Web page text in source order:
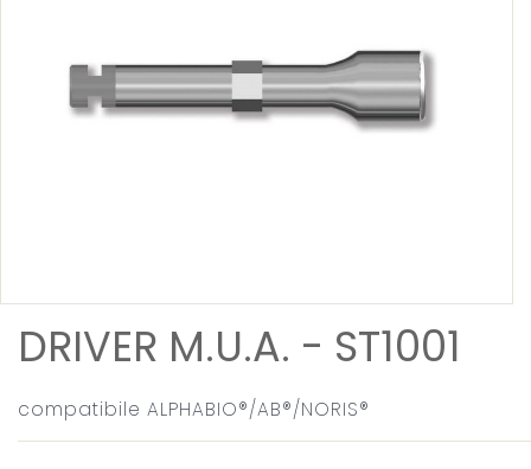
DRIVER M.U.A. - ST1001
compatibile ALPHABIO®/AB®/NORIS®